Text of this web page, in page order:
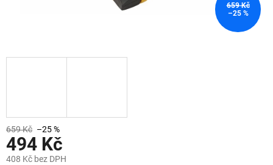
659 Kč
–25 %
659 Kč –25 %
494 Kč
408 Kč bez DPH